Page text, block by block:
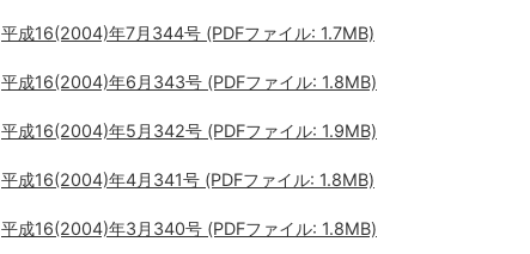
平成16(2004)年7月344号 (PDFファイル: 1.7MB)
平成16(2004)年6月343号 (PDFファイル: 1.8MB)
平成16(2004)年5月342号 (PDFファイル: 1.9MB)
平成16(2004)年4月341号 (PDFファイル: 1.8MB)
平成16(2004)年3月340号 (PDFファイル: 1.8MB)